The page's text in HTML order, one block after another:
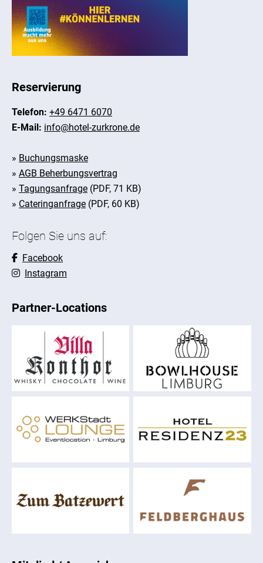
Reservierung
Telefon: +49 6471 6070
E-Mail: info@hotel-zurkrone.de
» Buchungsmaske
» AGB Beherbungsvertrag
» Tagungsanfrage (PDF, 71 KB)
» Cateringanfrage (PDF, 60 KB)
Folgen Sie uns auf:
Facebook
Instagram
Partner-Locations